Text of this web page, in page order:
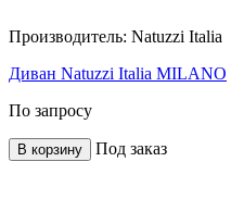
Производитель: Natuzzi Italia
Диван Natuzzi Italia MILANO
По запросу
В корзину Под заказ